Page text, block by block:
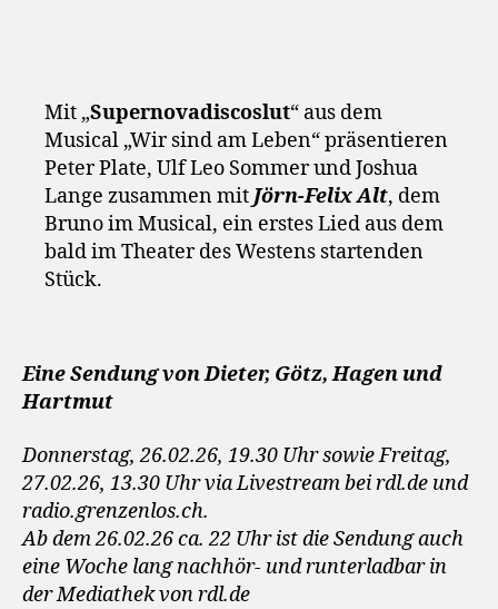
Mit „Supernovadiscoslut“ aus dem
Musical „Wir sind am Leben“ präsentieren
Peter Plate, Ulf Leo Sommer und Joshua
Lange zusammen mit Jörn-Felix Alt, dem
Bruno im Musical, ein erstes Lied aus dem
bald im Theater des Westens startenden
Stück.
Eine Sendung von Dieter, Götz, Hagen und
Hartmut
Donnerstag, 26.02.26, 19.30 Uhr sowie Freitag,
27.02.26, 13.30 Uhr via Livestream bei rdl.de und
radio.grenzenlos.ch.
Ab dem 26.02.26 ca. 22 Uhr ist die Sendung auch
eine Woche lang nachhör- und runterladbar in
der Mediathek von rdl.de